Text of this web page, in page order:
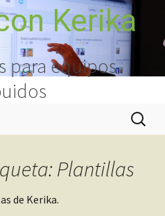
Kerika
para equipos
Buscar:
Plantillas
de Kerika.